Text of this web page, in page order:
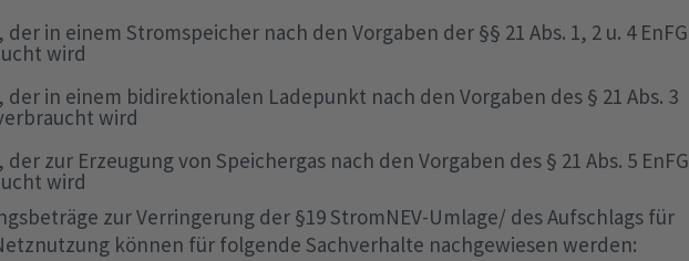
der in einem Stromspeicher nach den Vorgaben der §§ 21 Abs. 1, 2 u. 4 EnFG
wird
der in einem bidirektionalen Ladepunkt nach den Vorgaben des § 21 Abs. 3
wird
der zur Erzeugung von Speichergas nach den Vorgaben des § 21 Abs. 5 EnFG
wird
zur Verringerung der §19 StromNEV-Umlage/ des Aufschlags für
können für folgende Sachverhalte nachgewiesen werden: